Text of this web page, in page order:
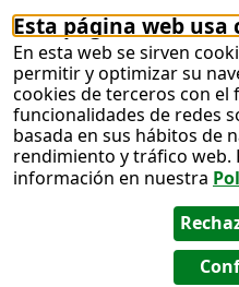
Esta página web usa
En esta web se sirven
permitir y optimizar su
cookies de terceros con
funcionalidades de redes
basada en sus hábitos de
rendimiento y tráfico web.
información en nuestra